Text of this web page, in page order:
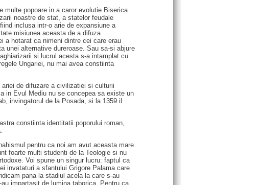
popoare in a caror evolutie Biserica
noastre de stat, a statelor feudale
inclusa intr-o arie de expansiune a
misiunea aceasta de a difuza
a hotarat ca nimeni dintre cei care erau
unei alternative dureroase. Sau sa-si abjure
si lucrul acesta s-a intamplat cu
Ungariei, nu mai avea constiinta
de difuzare a civilizatiei si culturii
in Evul Mediu nu se concepea sa existe un
invingatorul de la Posada, si la 1359 il
constiinta identitatii poporului roman,
pentru ca noi am avut aceasta mare
foarte multi studenti de la Teologie si nu
Voi spune un singur lucru: faptul ca
invataturi a sfantului Grigore Palama care
pana la stadiul acela la care s-au
impartasit de lumina taborica. Pentru ca,